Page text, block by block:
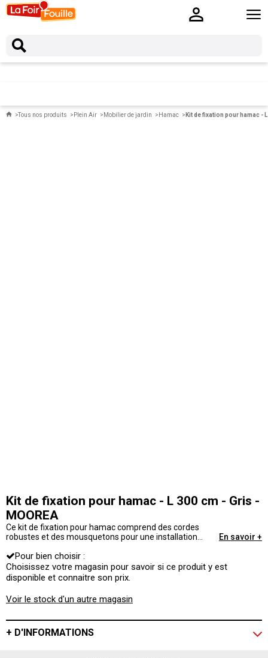
Tous nos produits Plein Air Mobilier de jardin Hamac
Kit de fixation pour hamac - L 300 cm - Gris -
MOOREA
Ce kit de fixation pour hamac comprend des cordes
robustes et des mousquetons pour une installation
arbres ou sur une structure adaptée, il assure une
stabilité optimale. Parfait pour les moments de détente
en plein air, que ce soit dans votre jardin ou lors de vos
escapades en camping.
En savoir +
Pour bien choisir :
Choisissez votre magasin pour savoir si ce produit y est
disponible et connaitre son prix.
Voir le stock d'un autre magasin
+ D'INFORMATIONS